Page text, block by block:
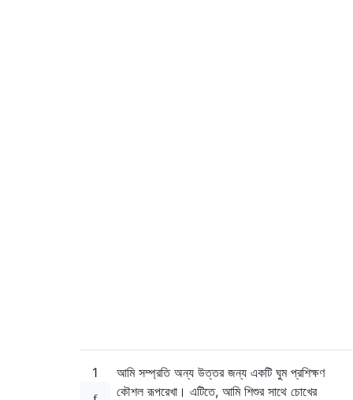
1
আমি সম্প্রতি অন্য উত্তর জন্য একটি ঘুম প্রশিক্ষণ
কৌশল রূপরেখা। এটিতে, আমি শিশুর সাথে চোখের